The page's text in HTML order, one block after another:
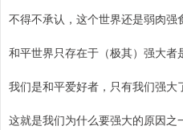
不得不承认，这个世界还是弱肉强
和平世界只存在于（极其）强大者
我们是和平爱好者，只有我们强大
这就是我们为什么要强大的原因之